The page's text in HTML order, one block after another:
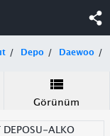
Depo Daewoo
Görünüm